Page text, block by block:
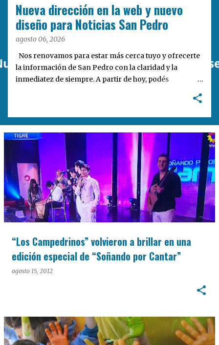
Nueva dirección en la web y nuevo
diseño para Noticias San Pedro
agosto 06, 2026
Nos renovamos para estar más cerca tuyo y ofrecerte
la información de San Pedro con la claridad y la
inmediatez de siempre. A partir de hoy, podés
Desarrollamos una interfaz más ágil, moderna e
intuitiva, pensada para optimizar la navegación desde
cualquier dispositivo, facilitar el acceso a las noticias
locales y potenciar la interacción de los lectores con
nuestros contenidos.
“Los Campedrinos” volvieron a brillar en una
edición especial de “Soñando por Cantar”
agosto 15, 2012